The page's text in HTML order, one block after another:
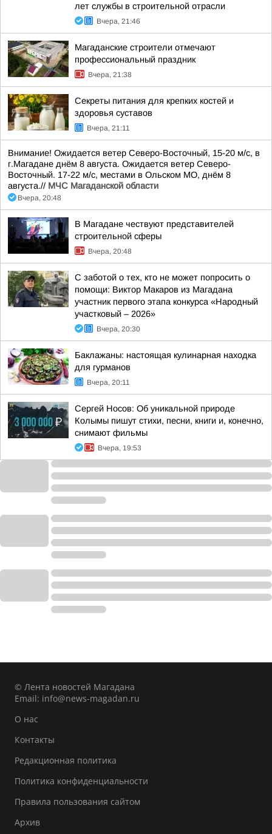
лет службы в строительной отрасли
Вчера, 21:46
Магаданские строители отмечают
профессиональный праздник
Вчера, 21:38
Секреты питания для крепких костей и
здоровья суставов
Вчера, 21:11
Внимание! Ожидается ветер Северо-Восточный, 15-20 м/с, в
г.Магадане днём 8 августа. Ожидается ветер Северо-
Восточный. 17-22 м/с, местами в Ольском МО, днём 8
августа.// МЧС Магаданской области
Вчера, 20:48
В Магадане чествуют представителей
строительной сферы
Вчера, 20:48
С заботой о тех, кто не может попросить о
помощи: Виктор Макаров из Магадана
участник первого этапа конкурса «Народный
участковый – 2026»
Вчера, 20:30
Баклажаны: настоящая кулинарная находка
для гурманов
Вчера, 20:11
Сергей Носов: Об уникальной природе
Колымы пишут стихи, песни, книги и, конечно,
снимают фильмы
Вчера, 19:53
© Лента новостей Магадана
Email: info@news-magadan.ru
О нас
Контакты
Редакционная политика
Политика конфиденциальности
Правила пользования сайтом
Архив